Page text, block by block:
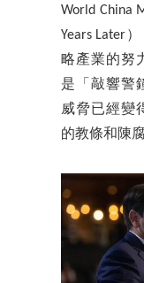
World China
Years Later
略產業的努
是「敲響警
威脅已經變
的教條和陳